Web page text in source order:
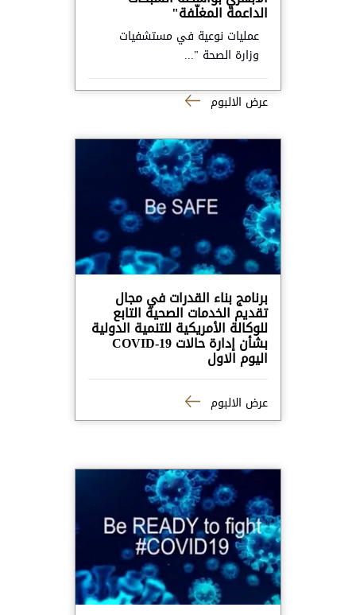
الداعمة المغلّفة"
عمليات نوعية في مستشفيات
وزارة الصحة "...
عرض الالبوم
برنامج بناء القدرات في مجال
تقديم الخدمات الصحية التابع
للوكالة الأمريكية للتنمية الدولية
بشأن إدارة حالات COVID-19
اليوم الاول
عرض الالبوم